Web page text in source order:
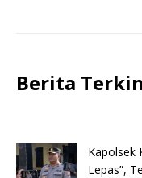
Berita
Kapolsek
Lepas”,